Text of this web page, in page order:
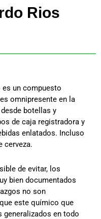
Rios
un compuesto
omnipresente en la
botellas y
de caja registradora y
enlatados. Incluso
cerveza.
de evitar, los
bien documentados
no son
este químico que
generalizados en todo